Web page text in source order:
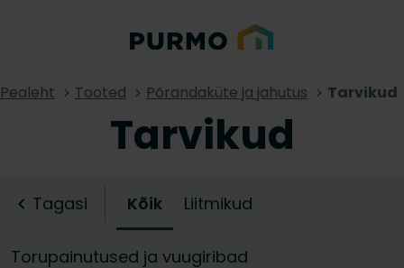
Pealeht Tooted Põrandaküte ja jahutus Tarvikud
Tarvikud
Tagasi Kõik Liitmikud
Torupainutused ja vuugiribad